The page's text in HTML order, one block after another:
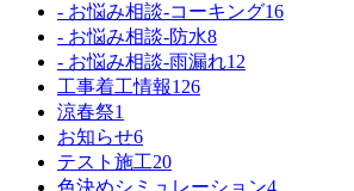
- お悩み相談-コーキング16
- お悩み相談-防水8
- お悩み相談-雨漏れ12
工事着工情報126
涼春祭1
お知らせ6
テスト施工20